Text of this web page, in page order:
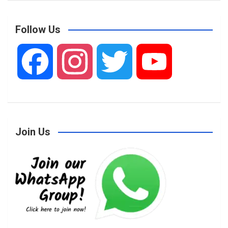
Follow Us
e
b
s i u
Join Us